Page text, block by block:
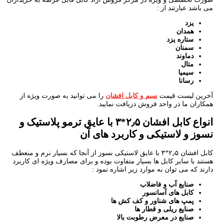
می باشد عبارتند از :
یزد
همدان
ستاره یزد
سمنان
دماوند
متال
سیمیا
رسانا
آخرین لیست قیمت سیم و کابل افشان را می توانید به صورت ویژه از
همکاران ما در واحد فروش دریافت نمایید.
انواع کابل افشان ۲٫۵*۳ با عایق ترمو پلاستیک و
نسوز و لاستیکی و کاربرد های آن
کابل افشان ۲٫۵*۳ با عایق لاستیکی نسوز از آنجا که بسیار نرم و منعطف
هستند با سایر کابل ها بسیار متفاوت بوده و برای مصارف ویژه ای کاربرد
دارند که می توان به موارد زیر اشاره نمود :
صنایع آب و فاضلاب
کابل های آسانسور
پمپ های شناور و کف کش ها
صنایع ریلی و قطار ها
صنایع در معرض رطوبت بالا